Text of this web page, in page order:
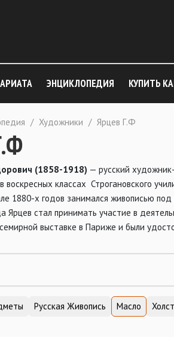
ЭНЦИКЛОПЕДИЯ КУПИТЬ
/ Художники / Ярцев Г.Ф
(1858-1918) — русский
воскресных классах Строгановского
1880-х годов занимался живописью
Ярцев стал принимать участие в
выставке в Париже и были
Русская Живопись Масло Холст